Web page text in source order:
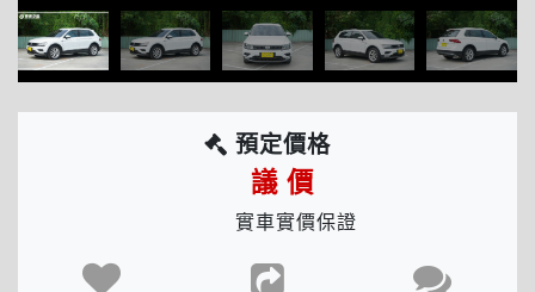
預定價格
議 價
實車實價保證
確 定 出價人數 : 1 人
分享次數 : 11 次